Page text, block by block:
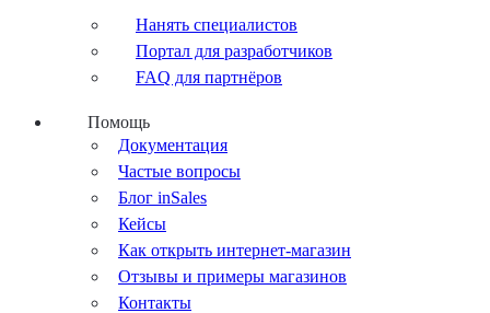
Нанять специалистов
Портал для разработчиков
FAQ для партнёров
Помощь
Документация
Частые вопросы
Блог inSales
Кейсы
Как открыть интернет-магазин
Отзывы и примеры магазинов
Контакты